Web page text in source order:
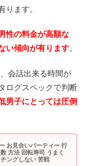
ります。
性の料金が高額な
い傾向が有ります。
会話出来る時間が
ログスペックで判断
男子にとっては圧倒
お見合いパーティー 行
方法 回転寿司 うまく
ングしない 苦戦